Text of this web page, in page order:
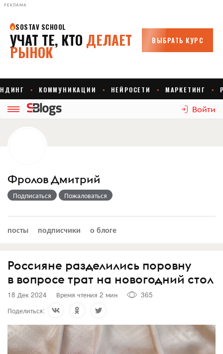
РЕКЛАМА
Войти
Фролов Дмитрий
Подписаться Пожаловаться
посты подписчики о блоге
Россияне разделились поровну
в вопросе трат на новогодний стол
18 Дек 2024 Время чтения 2 мин
365
Поделиться: